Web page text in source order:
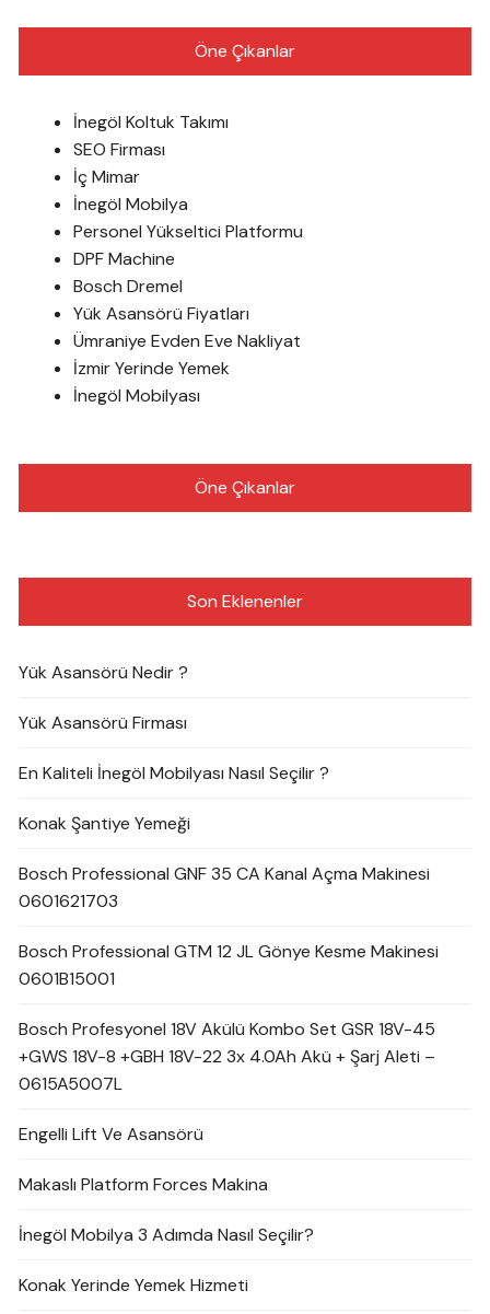
Öne Çıkanlar
İnegöl Koltuk Takımı
SEO Firması
İç Mimar
İnegöl Mobilya
Personel Yükseltici Platformu
DPF Machine
Bosch Dremel
Yük Asansörü Fiyatları
Ümraniye Evden Eve Nakliyat
İzmir Yerinde Yemek
İnegöl Mobilyası
Öne Çıkanlar
Son Eklenenler
Yük Asansörü Nedir ?
Yük Asansörü Firması
En Kaliteli İnegöl Mobilyası Nasıl Seçilir ?
Konak Şantiye Yemeği
Bosch Professional GNF 35 CA Kanal Açma Makinesi
0601621703
Bosch Professional GTM 12 JL Gönye Kesme Makinesi
0601B15001
Bosch Profesyonel 18V Akülü Kombo Set GSR 18V-45
+GWS 18V-8 +GBH 18V-22 3x 4.0Ah Akü + Şarj Aleti –
0615A5007L
Engelli Lift Ve Asansörü
Makaslı Platform Forces Makina
İnegöl Mobilya 3 Adımda Nasıl Seçilir?
Konak Yerinde Yemek Hizmeti